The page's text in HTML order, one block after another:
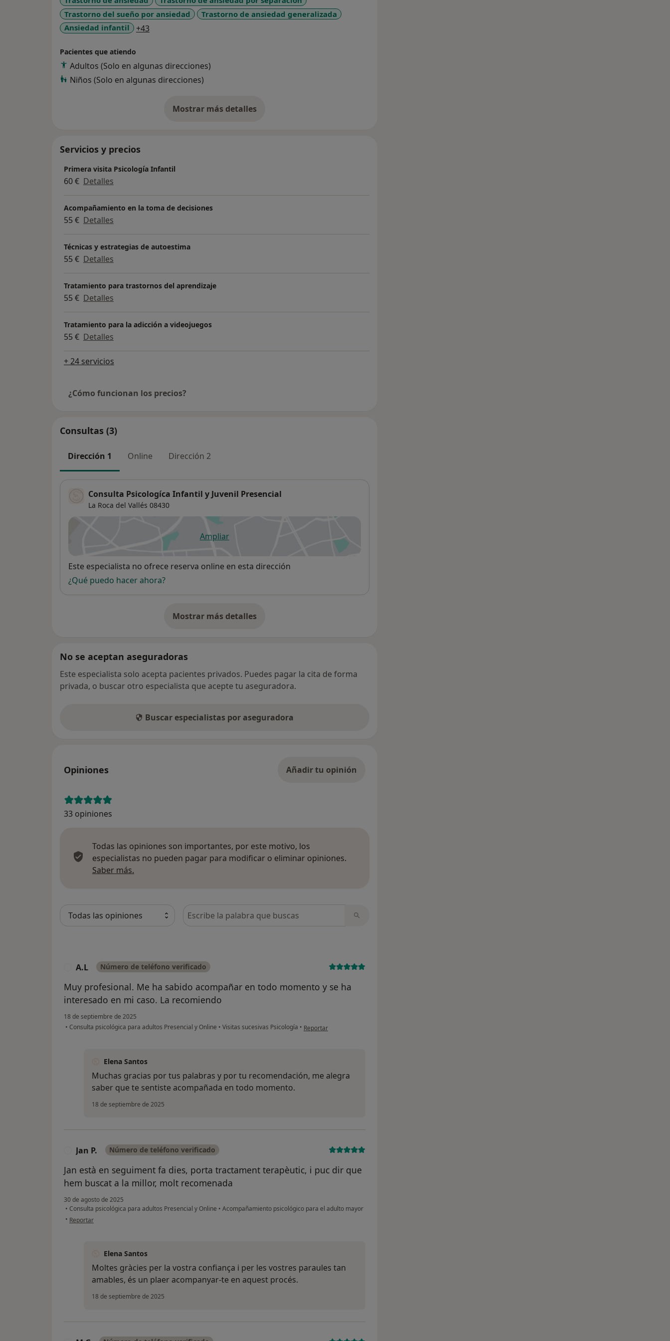
Trastorno del sueño por ansiedad
Trastorno de ansiedad generalizada
Ansiedad infantil
+43
Pacientes que atiendo
Adultos (Solo en algunas direcciones)
Niños (Solo en algunas direcciones)
Mostrar más detalles
sobre la experiencia
Servicios y precios
Primera visita Psicología Infantil
60 € Detalles
Acompañamiento en la toma de decisiones
55 € Detalles
Técnicas y estrategias de autoestima
55 € Detalles
Tratamiento para trastornos del aprendizaje
55 € Detalles
Tratamiento para la adicción a videojuegos
55 € Detalles
+ 24 servicios
¿Cómo funcionan los precios?
Consultas (3)
Dirección 1 Online Dirección 2
Consulta Psicologíca Infantil y Juvenil Presencial
La Roca del Vallés 08430
Ampliarse abre en una nueva pestaña
Disponibilidad
Este especialista no ofrece reserva online en esta dirección
¿Qué puedo hacer ahora?
Mostrar más detalles
sobre la dirección
No se aceptan aseguradoras
Este especialista solo acepta pacientes privados. Puedes pagar la cita de forma
privada, o buscar otro especialista que acepte tu aseguradora.
Buscar especialistas por aseguradora
Opiniones Añadir tu opinión
33 opiniones
Todas las opiniones son importantes, por este motivo, los
especialistas no pueden pagar para modificar o eliminar opiniones.
Saber más.
Busca en opiniones
A.L Número de teléfono verificado
Muy profesional. Me ha sabido acompañar en todo momento y se ha
interesado en mi caso. La recomiendo
18 de septiembre de 2025
• Consulta psicológica para adultos Presencial y Online • Visitas sucesivas Psicología • en opinión del usuario A.L
Reportar
Elena Santos
Muchas gracias por tus palabras y por tu recomendación, me alegra
saber que te sentiste acompañada en todo momento.
18 de septiembre de 2025
Jan P. Número de teléfono verificado
Jan està en seguiment fa dies, porta tractament terapèutic, i puc dir que
hem buscat a la millor, molt recomenada
30 de agosto de 2025
• Consulta psicológica para adultos Presencial y Online • Acompañamiento psicológico para el adulto mayor
• en opinión del usuario Jan P.
Reportar
Elena Santos
Moltes gràcies per la vostra confiança i per les vostres paraules tan
amables, és un plaer acompanyar-te en aquest procés.
18 de septiembre de 2025